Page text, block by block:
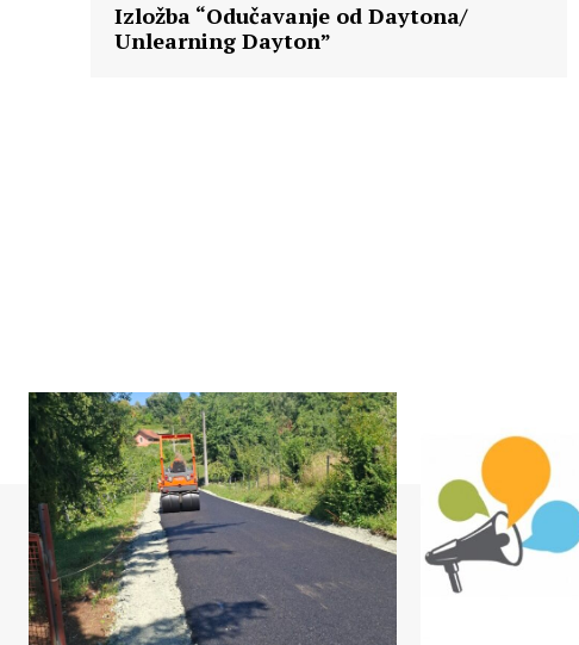
Izložba “Odučavanje od Daytona/
Unlearning Dayton”